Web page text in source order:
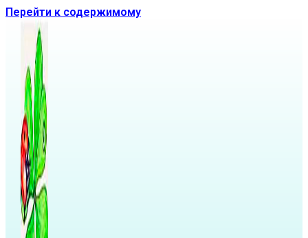
Перейти к содержимому